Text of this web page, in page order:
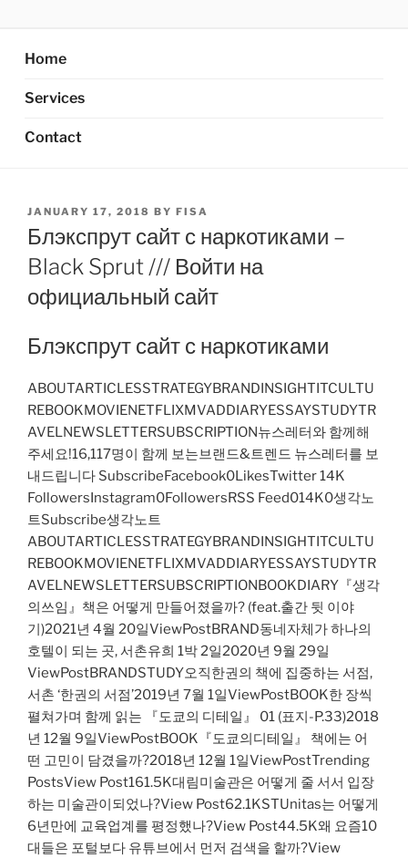
content
Home
Services
Contact
POSTED
ON
JANUARY 17, 2018 BY FISA
Блэкспрут сайт с наркотиками –
Black Sprut /// Войти на
официальный сайт
Блэкспрут сайт с наркотиками
ABOUTARTICLESSTRATEGYBRANDINSIGHTITCULTU
REBOOKMOVIENETFLIXMVADDIARYESSAYSTUDYTR
AVELNEWSLETTERSUBSCRIPTION뉴스레터와 함께해
주세요!16,117명이 함께 보는브랜드&트렌드 뉴스레터를 보
내드립니다 SubscribeFacebook0LikesTwitter 14K
FollowersInstagram0FollowersRSS Feed014K0생각노
트Subscribe생각노트
ABOUTARTICLESSTRATEGYBRANDINSIGHTITCULTU
REBOOKMOVIENETFLIXMVADDIARYESSAYSTUDYTR
AVELNEWSLETTERSUBSCRIPTIONBOOKDIARY『생각
의쓰임』책은 어떻게 만들어졌을까? (feat.출간 뒷 이야
기)2021년 4월 20일ViewPostBRAND동네자체가 하나의
호텔이 되는 곳, 서촌유희 1박 2일2020년 9월 29일
ViewPostBRANDSTUDY오직한권의 책에 집중하는 서점,
서촌 ‘한권의 서점’2019년 7월 1일ViewPostBOOK한 장씩
펼쳐가며 함께 읽는 『도쿄의 디테일』 01 (표지-P.33)2018
년 12월 9일ViewPostBOOK『도쿄의디테일』 책에는 어
떤 고민이 담겼을까?2018년 12월 1일ViewPostTrending
PostsView Post161.5K대림미술관은 어떻게 줄 서서 입장
하는 미술관이되었나?View Post62.1KSTUnitas는 어떻게
6년만에 교육업계를 평정했나?View Post44.5K왜 요즘10
대들은 포털보다 유튜브에서 먼저 검색을 할까?View